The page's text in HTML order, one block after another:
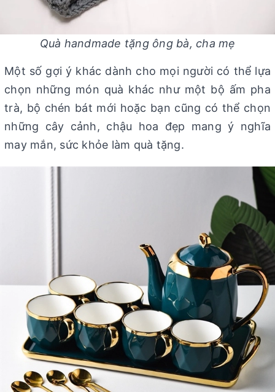
Quà handmade tặng ông bà, cha mẹ
Một số gợi ý khác dành cho mọi người có thể lựa
chọn những món quà khác như một bộ ấm pha
trà, bộ chén bát mới hoặc bạn cũng có thể chọn
những cây cảnh, chậu hoa đẹp mang ý nghĩa
may mắn, sức khỏe làm quà tặng.